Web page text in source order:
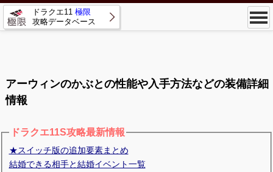
ドラクエ11 極限
攻略データベース
アーウィンのかぶとの性能や入手方法などの装備詳細
情報
ドラクエ11S攻略最新情報
★スイッチ版の追加要素まとめ
結婚できる相手と結婚イベント一覧